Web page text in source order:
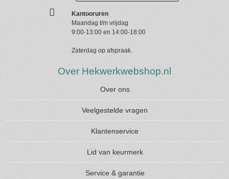
Kantooruren
Maandag t/m vrijdag
9:00-13:00 en 14:00-18:00
Zaterdag op afspraak.
Over Hekwerkwebshop.nl
Over ons
Veelgestelde vragen
Klantenservice
Lid van keurmerk
Service & garantie